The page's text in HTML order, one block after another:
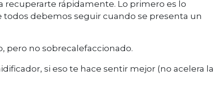
recuperarte rápidamente. Lo primero es lo
debemos seguir cuando se presenta un
pero no sobrecalefaccionado.
si eso te hace sentir mejor (no acelera la